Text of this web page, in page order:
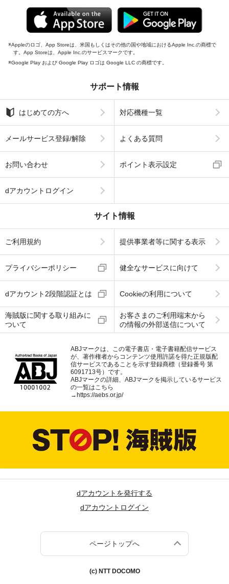
Appleのロゴ、App Storeは、米国もしくはその他の国や地域におけるApple Inc.の商標で
す。App Storeは、Apple Inc.のサービスマークです。
Google Play および Google Play ロゴは Google LLC の商標です。
サポート情報
はじめての方へ 対応機種一覧
メールサービス登録/解除 よくある質問
お問い合わせ ポイント表示設定
dアカウントログイン
サイト情報
ご利用規約 提供事業者等に関する表示
プライバシーポリシー 健全なサービスに向けて
dアカウント2段階認証とは Cookieの利用について
海賊版に関する取り組みに
ついて
お客さまのご利用端末から
の情報の外部送信について
ABJマークは、この電子書店・電子書籍配信サービス
が、著作権者からコンテンツ使用許諾を得た正規版配
信サービスであることを示す登録商標（登録番号 第
6091713号）です。
ABJマークの詳細、ABJマークを掲示しているサービス
の一覧はこちら
→https://aebs.or.jp/
dアカウントを発行する
dアカウントログイン
ページトップへ
(c) NTT DOCOMO